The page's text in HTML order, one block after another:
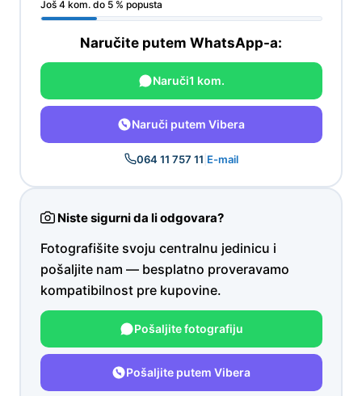
Još 4 kom. do 5 % popusta
Naručite putem WhatsApp-a:
Naruči1 kom.
Naruči putem Vibera
064 11 757 11 E-mail
Niste sigurni da li odgovara?
Fotografišite svoju centralnu jedinicu i
pošaljite nam — besplatno proveravamo
kompatibilnost pre kupovine.
Pošaljite fotografiju
Pošaljite putem Vibera